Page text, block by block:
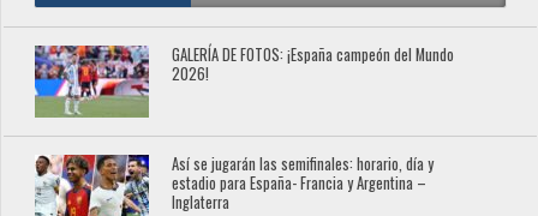
GALERÍA DE FOTOS: ¡España campeón del Mundo
2026!
Así se jugarán las semifinales: horario, día y
estadio para España- Francia y Argentina –
Inglaterra